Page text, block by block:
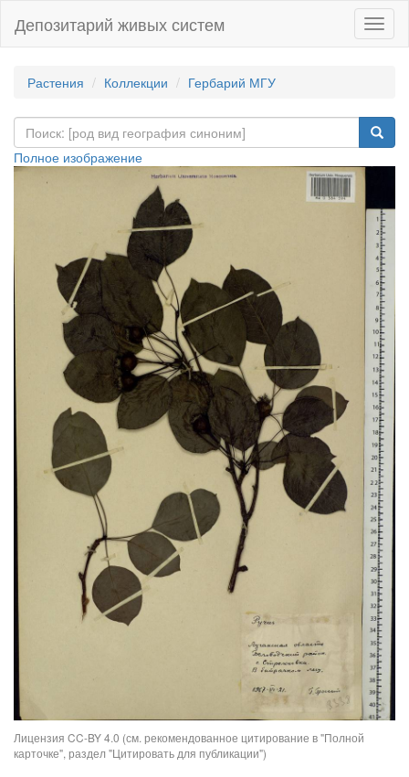
Депозитарий живых систем
Растения Коллекции Гербарий МГУ
Полное изображение
Лицензия CC-BY 4.0 (см. рекомендованное цитирование в "Полной
карточке", раздел "Цитировать для публикации")